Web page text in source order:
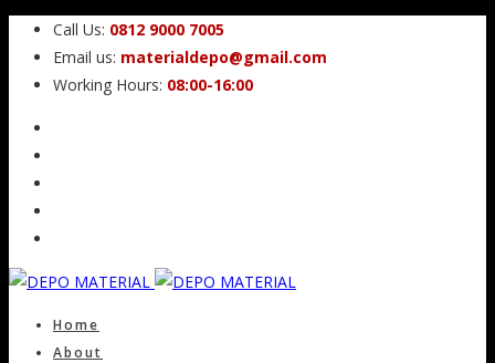
Call Us: 0812 9000 7005
Email us: materialdepo@gmail.com
Working Hours: 08:00-16:00
Home
About